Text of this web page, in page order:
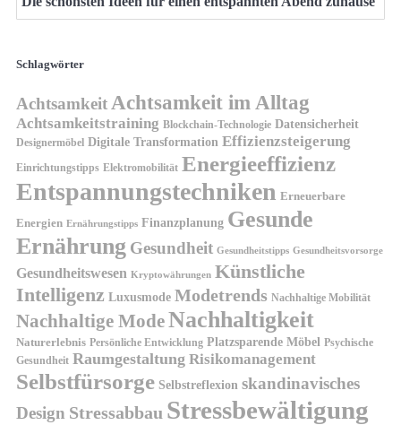
Schlagwörter
Achtsamkeit Achtsamkeit im Alltag
Achtsamkeitstraining Blockchain-Technologie Datensicherheit
Designermöbel Digitale Transformation Effizienzsteigerung
Einrichtungstipps Elektromobilität Energieeffizienz
Entspannungstechniken Erneuerbare
Energien Ernährungstipps Finanzplanung Gesunde
Ernährung Gesundheit Gesundheitstipps Gesundheitsvorsorge
Gesundheitswesen Kryptowährungen Künstliche
Intelligenz Luxusmode Modetrends Nachhaltige Mobilität
Nachhaltige ModeNachhaltigkeit
Naturerlebnis Persönliche Entwicklung Platzsparende Möbel Psychische
Gesundheit Raumgestaltung Risikomanagement
Selbstfürsorge Selbstreflexion skandinavisches
Design Stressabbau Stressbewältigung